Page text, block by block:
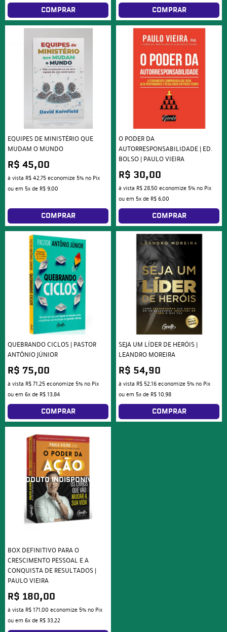
COMPRAR COMPRAR
EQUIPES DE MINISTÉRIO QUE
MUDAM O MUNDO
R$ 45,00
à vista R$ 42,75economize 5% no Pix
ou em 5xde R$ 9,00
COMPRAR
O PODER DA
AUTORRESPONSABILIDADE | ED.
BOLSO | PAULO VIEIRA
R$ 30,00
à vista R$ 28,50 economize 5% no Pix
ou em 5xde R$ 6,00
COMPRAR
QUEBRANDO CICLOS | PASTOR
ANTÔNIO JÚNIOR
R$ 75,00
à vista R$ 71,25economize 5% no Pix
ou em 6xde R$ 13,84
COMPRAR
SEJA UM LÍDER DE HERÓIS |
LEANDRO MOREIRA
R$ 54,90
à vista R$ 52,16economize 5% no Pix
ou em 5xde R$ 10,98
COMPRAR
BOX DEFINITIVO PARA O
CRESCIMENTO PESSOAL E A
CONQUISTA DE RESULTADOS |
PAULO VIEIRA
R$ 180,00
à vista R$ 171,00 economize 5% no Pix
ou em 6xde R$ 33,22